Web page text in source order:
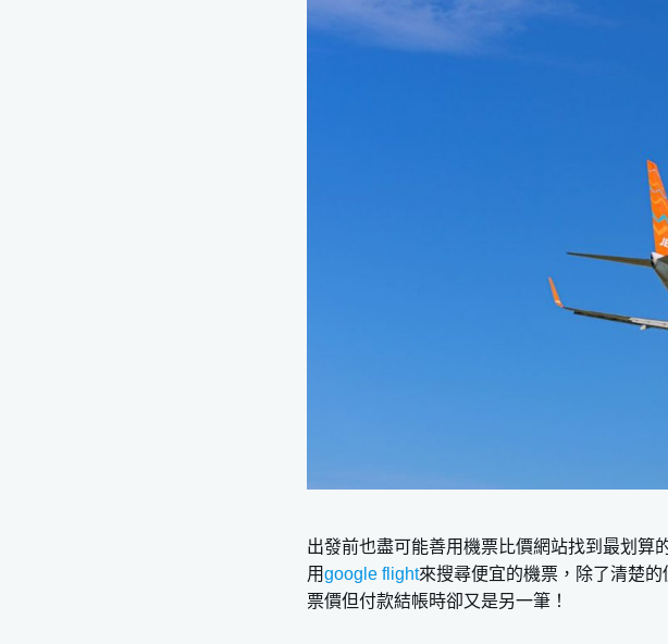
出發前也盡可能善用機票比價網站找到最划算
用google flight來搜尋便宜的機票，除了清楚
票價但付款結帳時卻又是另一筆！